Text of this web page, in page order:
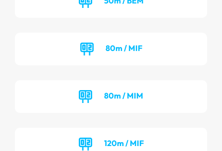
80m / MIF
80m / MIM
120m / MIF